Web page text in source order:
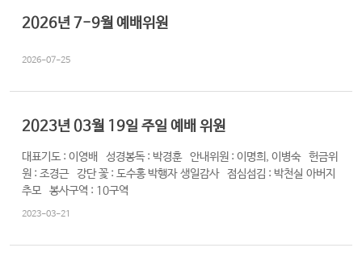
안
씀
과
찬
양
선
교
2026년 7-9월 예배위원
2026-07-25
2023년 03월 19일 주일 예배 위원
대표기도 : 이영배 성경봉독 : 박경훈 안내위원 : 이명희, 이병숙 헌금위
원 : 조경근 강단 꽃 : 도수홍 박행자 생일감사 점심섬김 : 박천실 아버지
추모 봉사구역 : 10구역
2023-03-21